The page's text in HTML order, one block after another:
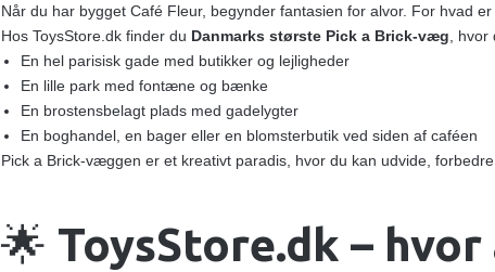
Når du har bygget Café Fleur, begynder fantasien for alvor. For hvad
Hos ToysStore.dk finder du Danmarks største Pick a Brick‑væg ,
En hel parisisk gade med butikker og lejligheder
En lille park med fontæne og bænke
En brostensbelagt plads med gadelygter
En boghandel, en bager eller en blomsterbutik ved siden af caféen
Pick a Brick‑væggen er et kreativt paradis, hvor du kan udvide,
🌟 ToysStore.dk –